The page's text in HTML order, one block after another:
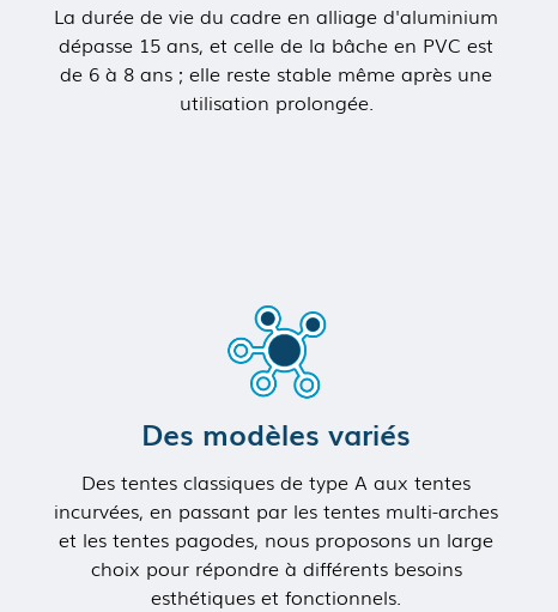
La durée de vie du cadre en alliage d'aluminium
dépasse 15 ans, et celle de la bâche en PVC est
de 6 à 8 ans ; elle reste stable même après une
utilisation prolongée.
Des modèles variés
Des tentes classiques de type A aux tentes
incurvées, en passant par les tentes multi-arches
et les tentes pagodes, nous proposons un large
choix pour répondre à différents besoins
esthétiques et fonctionnels.